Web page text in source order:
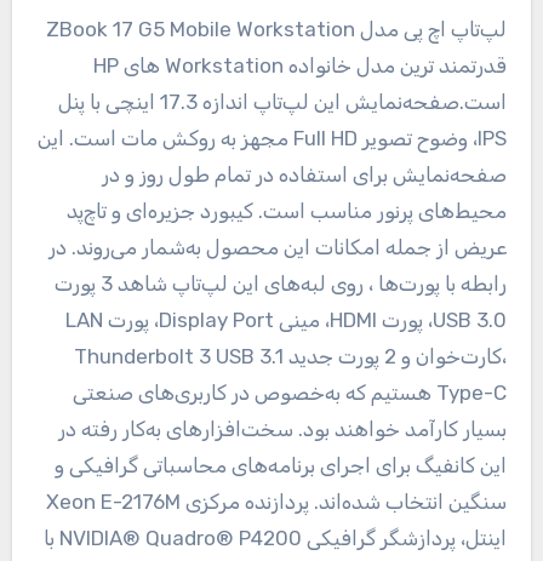
لپ‌تاپ اچ پی مدل ZBook 17 G5 Mobile Workstation
قدرتمند ترین مدل خانواده Workstation های HP
است.صفحه‌نمایش این لپ‌تاپ اندازه 17.3 اینچی با پنل
IPS، وضوح تصویر Full HD مجهز به روکش مات است. این
صفحه‌نمایش برای استفاده در تمام طول روز و در
محیط‌های پرنور مناسب است. کیبورد جزیره‌ای و تاچ‌پد
عریض از جمله امکانات این محصول به‌شمار می‌روند. در
رابطه با پورت‌ها ، روی لبه‌های این لپ‌تاپ شاهد 3 پورت
USB 3.0، پورت HDMI، مینی Display Port، پورت LAN
،کارت‌خوان و 2 پورت جدید Thunderbolt 3 USB 3.1
Type-C هستیم که به‌خصوص در کاربری‌های صنعتی
بسیار کارآمد خواهند بود. سخت‌افزارهای به‌کار رفته در
این کانفیگ برای اجرای برنامه‌های محاسباتی گرافیکی و
سنگین انتخاب شده‌اند. پردازنده مرکزی Xeon E-2176M
اینتل، پردازشگر گرافیکی NVIDIA® Quadro® P4200 با